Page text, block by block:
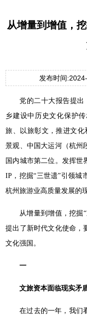
从增量到增值，
发布时间
党的二十大报告提出
乡建设中历史文化保护
旅、以旅彰文，推进文
景观、中国大运河（杭州
国内城市第二位。发挥世
IP，挖掘“三世遗”引领城
杭州旅游业高质量发展的
从增量到增值，挖掘
提出了新时代文化使命，
文化强国。
一
文旅资本面临现实矛
在过去的一年，我们